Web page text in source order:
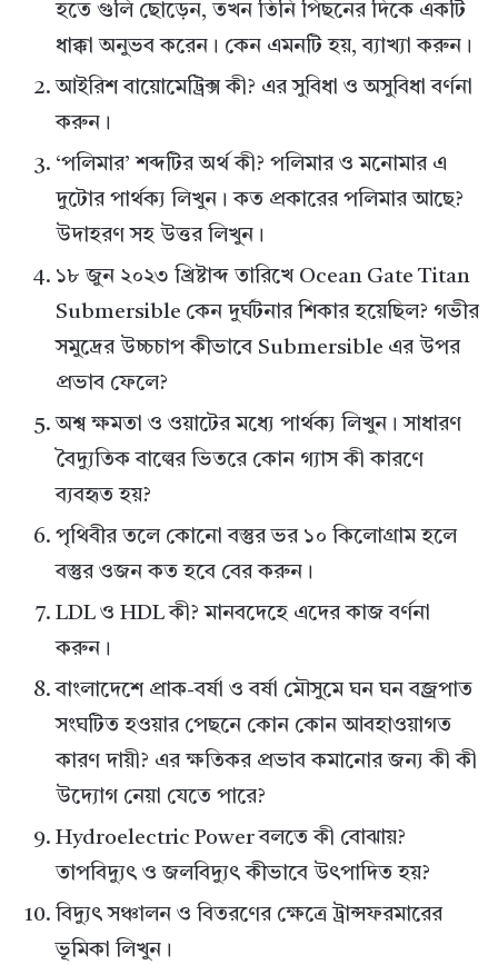
হতে গুলি ছোড়েন, তখন তিনি পিছনের দিকে একটি
ধাক্কা অনুভব করেন। কেন এমনটি হয়, ব্যাখ্যা করুন।
আইরিশ বায়োমেট্রিক্স কী? এর সুবিধা ও অসুবিধা বর্ণনা
করুন।
‘পলিমার’ শব্দটির অর্থ কী? পলিমার ও মনোমার এ
দুটোর পার্থক্য লিখুন। কত প্রকারের পলিমার আছে?
উদাহরণ সহ উত্তর লিখুন।
১৮ জুন ২০২৩ খ্রিষ্টাব্দ তারিখে Ocean Gate Titan
Submersible কেন দুর্ঘটনার শিকার হয়েছিল? গভীর
সমুদ্রের উচ্চচাপ কীভাবে Submersible এর উপর
প্রভাব ফেলে?
অশ্ব ক্ষমতা ও ওয়াটের মধ্যে পার্থক্য লিখুন। সাধারণ
বৈদ্যুতিক বাল্বের ভিতরে কোন গ্যাস কী কারণে
ব্যবহৃত হয়?
পৃথিবীর তলে কোনো বস্তুর ভর ১০ কিলোগ্রাম হলে
বস্তুর ওজন কত হবে বের করুন।
LDL ও HDL কী? মানবদেহে এদের কাজ বর্ণনা
করুন।
বাংলাদেশে প্রাক-বর্ষা ও বর্ষা মৌসুমে ঘন ঘন বজ্রপাত
সংঘটিত হওয়ার পেছনে কোন কোন আবহাওয়াগত
কারণ দায়ী? এর ক্ষতিকর প্রভাব কমানোর জন্য কী কী
উদ্যোগ নেয়া যেতে পারে?
Hydroelectric Power বলতে কী বোঝায়?
তাপবিদ্যুৎ ও জলবিদ্যুৎ কীভাবে উৎপাদিত হয়?
বিদ্যুৎ সঞ্চালন ও বিতরণের ক্ষেত্রে ট্রান্সফরমারের
ভূমিকা লিখুন।